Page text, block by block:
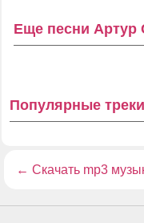
Еще песни Артур
Популярные
← Скачать mp3